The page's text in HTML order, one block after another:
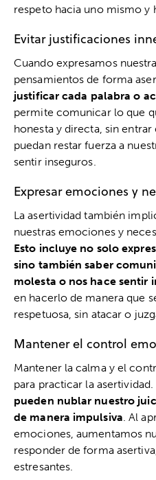
respeto hacia uno mismo y
Evitar justificaciones
Cuando expresamos
pensamientos de forma
justificar cada palabra o
permite comunicar lo que
honesta y directa, sin
puedan restar fuerza a
sentir inseguros.
Expresar emociones y
La asertividad también
nuestras emociones y
Esto incluye no solo
sino también saber
molesta o nos hace sentir
en hacerlo de manera que
respetuosa, sin atacar o
Mantener el control
Mantener la calma y el
para practicar la asertividad.
pueden nublar nuestro
de manera impulsiva . Al
emociones, aumentamos
responder de forma
estresantes.